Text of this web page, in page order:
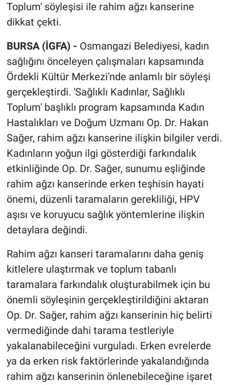
Toplum' söyleşisi ile rahim ağzı kanserine
dikkat çekti.
BURSA (İGFA) - Osmangazi Belediyesi, kadın
sağlığını önceleyen çalışmaları kapsamında
Ördekli Kültür Merkezi'nde anlamlı bir söyleşi
gerçekleştirdi. 'Sağlıklı Kadınlar, Sağlıklı
Toplum' başlıklı program kapsamında Kadın
Hastalıkları ve Doğum Uzmanı Op. Dr. Hakan
Sağer, rahim ağzı kanserine ilişkin bilgiler verdi.
Kadınların yoğun ilgi gösterdiği farkındalık
etkinliğinde Op. Dr. Sağer, sunumu eşliğinde
rahim ağzı kanserinde erken teşhisin hayati
önemi, düzenli taramaların gerekliliği, HPV
aşısı ve koruyucu sağlık yöntemlerine ilişkin
detaylara değindi.
Rahim ağzı kanseri taramalarını daha geniş
kitlelere ulaştırmak ve toplum tabanlı
taramalara farkındalık oluşturabilmek için bu
önemli söyleşinin gerçekleştirildiğini aktaran
Op. Dr. Sağer, rahim ağzı kanserinin hiç belirti
vermediğinde dahi tarama testleriyle
yakalanabileceğini vurguladı. Erken evrelerde
ya da erken risk faktörlerinde yakalandığında
rahim ağzı kanserinin önlenebileceğine işaret